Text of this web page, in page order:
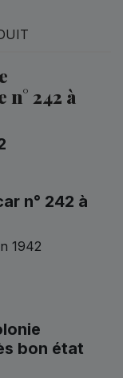
242 à
n° 242 à
1942
bon état